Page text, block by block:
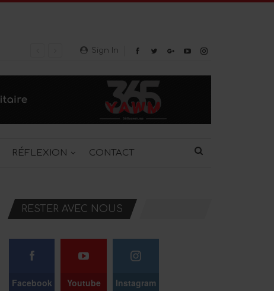
Sign In
RÉFLEXION CONTACT
RESTER AVEC NOUS
Facebook Youtube Instagram